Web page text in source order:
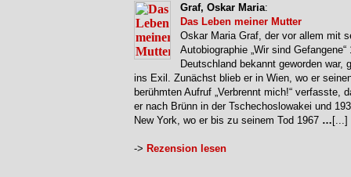
Graf, Oskar Maria:
Das Leben meiner Mutter
Oskar Maria Graf, der vor allem mit
Autobiographie „Wir sind Gefangene“
Deutschland bekannt geworden war,
ins Exil. Zunächst blieb er in Wien, wo er
berühmten Aufruf „Verbrennt mich!“ verfasste,
er nach Brünn in der Tschechoslowakei und
New York, wo er bis zu seinem Tod 1967 … [...]
-> Rezension lesen